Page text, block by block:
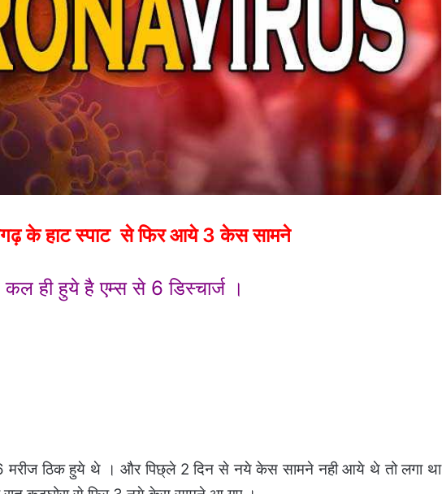
के हाट स्पाट से फिर आये 3 केस सामने
कल ही हुये है एम्स से 6 डिस्चार्ज ।
6 मरीज ठिक हुये थे । और पिछ्ले 2 दिन से नये केस सामने नही आये थे तो लगा था